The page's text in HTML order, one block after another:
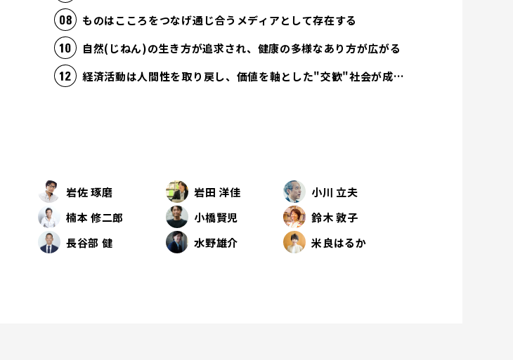
ものはこころをつなげ通じ合うメディアとして存在する
自然(じねん)の生き方が追求され、健康の多様なあり方が広がる
経済活動は人間性を取り戻し、価値を軸とした"交歓"社会が成立する
岩佐 琢磨 岩田 洋佳
小川 立夫
楠本 修二郎 小橋賢児
鈴木 敦子
長谷部 健 水野雄介
米良はるか